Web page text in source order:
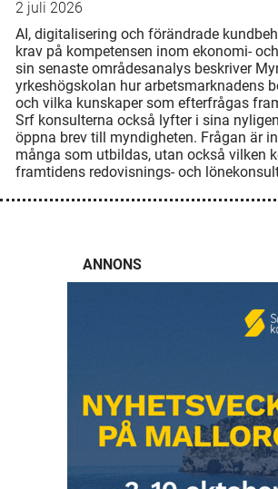
2 juli 2026
AI, digitalisering och förändrade
krav på kompetensen inom ekonomi-
sin senaste områdesanalys beskriver
yrkeshögskolan hur arbetsmarknadens
och vilka kunskaper som efterfrågas
Srf konsulterna också lyfter i sina
öppna brev till myndigheten. Frågan är
många som utbildas, utan också vilken
framtidens redovisnings- och
ANNONS